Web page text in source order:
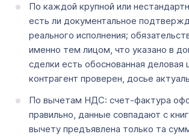
По каждой крупной или
есть ли документальное
реального исполнения;
именно тем лицом, что указано в
сделки есть обоснованная деловая
контрагент проверен, досье
По вычетам НДС: счет-фактура
правильно, данные совпадают с
вычету предъявлена только та